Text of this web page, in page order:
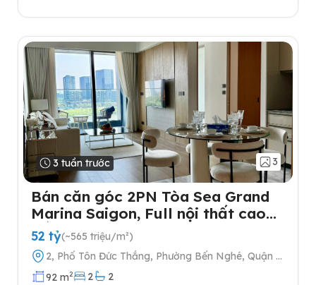
3 tuần trước 3
Bán căn góc 2PN Tòa Sea Grand
Marina Saigon, Full nội thất cao
cấp
52 tỷ(~565 triệu/m²)
2, Phố Tôn Đức Thắng, Phường Bến Nghé, Quận 1,
Thành phố Hồ Chí Minh
92 m2 2
2